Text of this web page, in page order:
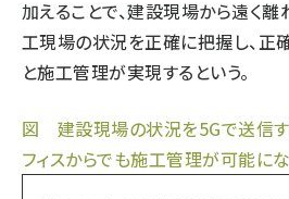
加えることで、建設現場から遠く離
工現場の状況を正確に把握し、正
と施工管理が実現するという。
図 建設現場の状況を5Gで送信す
フィスからでも施工管理が可能に